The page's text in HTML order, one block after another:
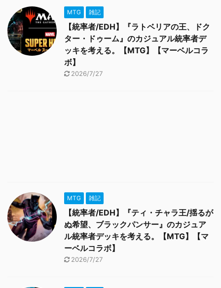
MTG 雑記
【統率者/EDH】『ラトベリアの王、ドク
ター・ドゥーム』のカジュアル統率者デ
ッキを考える。【MTG】【マーベルコラ
ボ】
2026/7/27
MTG 雑記
【統率者/EDH】『ティ・チャラ王/揺るが
ぬ希望、ブラックパンサー』のカジュア
ル統率者デッキを考える。【MTG】【マ
ーベルコラボ】
2026/7/27